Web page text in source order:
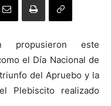
propusieron este
el Día Nacional de
del Apruebo y la
Plebiscito realizado